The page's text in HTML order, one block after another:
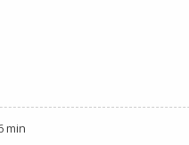
min